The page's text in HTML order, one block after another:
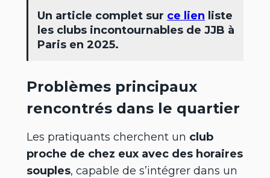
Un article complet sur ce lien liste
les clubs incontournables de JJB à
Paris en 2025.
Problèmes principaux
rencontrés dans le quartier
Les pratiquants cherchent un club
proche de chez eux avec des horaires
souples, capable de s’intégrer dans un